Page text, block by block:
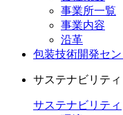
事業所一覧
事業内容
沿革
包装技術開発セ
サステナビリティ
サステナビリティ